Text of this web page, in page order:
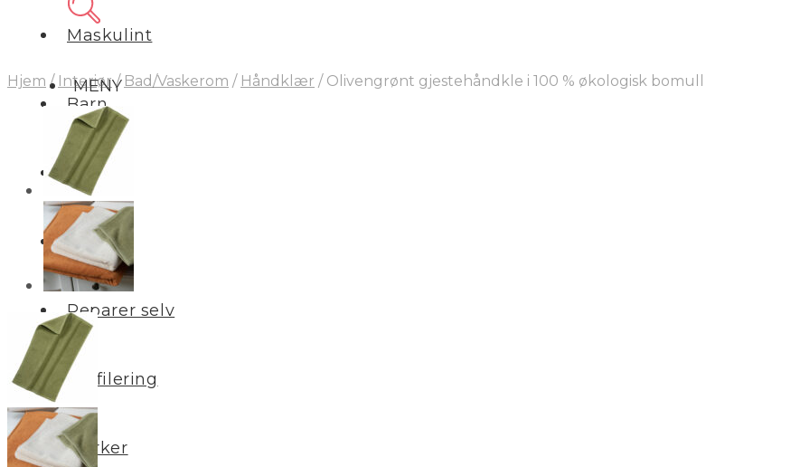
MENY
Maskulint
Barn
Interiør
Salg
Reparer selv
Profilering
Merker
Hjem / Interiør / Bad/Vaskerom / Håndklær /Olivengrønt gjestehåndkle i 100 % økologisk bomull